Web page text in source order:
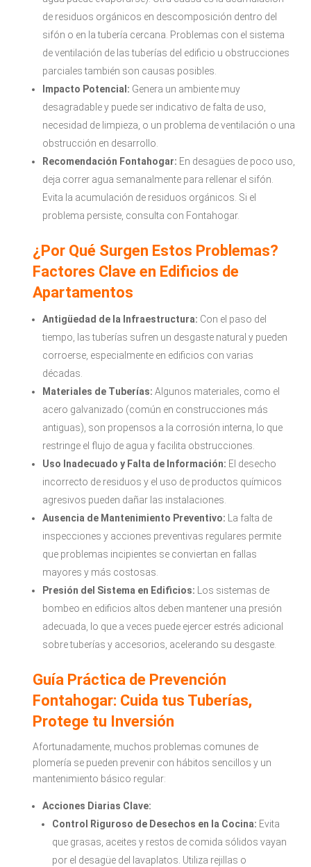
de residuos orgánicos en descomposición dentro del
sifón o en la tubería cercana. Problemas con el sistema
de ventilación de las tuberías del edificio u obstrucciones
parciales también son causas posibles.
Impacto Potencial: Genera un ambiente muy
desagradable y puede ser indicativo de falta de uso,
necesidad de limpieza, o un problema de ventilación o una
obstrucción en desarrollo.
Recomendación Fontahogar: En desagües de poco uso,
deja correr agua semanalmente para rellenar el sifón.
Evita la acumulación de residuos orgánicos. Si el
problema persiste, consulta con Fontahogar.
¿Por Qué Surgen Estos Problemas?
Factores Clave en Edificios de
Apartamentos
Antigüedad de la Infraestructura: Con el paso del
tiempo, las tuberías sufren un desgaste natural y pueden
corroerse, especialmente en edificios con varias
décadas.
Materiales de Tuberías: Algunos materiales, como el
acero galvanizado (común en construcciones más
antiguas), son propensos a la corrosión interna, lo que
restringe el flujo de agua y facilita obstrucciones.
Uso Inadecuado y Falta de Información: El desecho
incorrecto de residuos y el uso de productos químicos
agresivos pueden dañar las instalaciones.
Ausencia de Mantenimiento Preventivo: La falta de
inspecciones y acciones preventivas regulares permite
que problemas incipientes se conviertan en fallas
mayores y más costosas.
Presión del Sistema en Edificios: Los sistemas de
bombeo en edificios altos deben mantener una presión
adecuada, lo que a veces puede ejercer estrés adicional
sobre tuberías y accesorios, acelerando su desgaste.
Guía Práctica de Prevención
Fontahogar: Cuida tus Tuberías,
Protege tu Inversión
Afortunadamente, muchos problemas comunes de
plomería se pueden prevenir con hábitos sencillos y un
mantenimiento básico regular:
Acciones Diarias Clave:
Control Riguroso de Desechos en la Cocina: Evita
que grasas, aceites y restos de comida sólidos vayan
por el desagüe del lavaplatos. Utiliza rejillas o